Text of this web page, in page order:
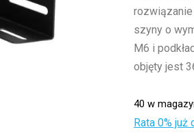
rozwiązanie
szyny o
M6 i
objęty jest
40 w
Rata 0% już